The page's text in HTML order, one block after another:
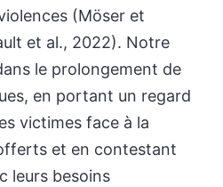
(Möser et
et al., 2022). Notre
le prolongement de
en portant un regard
victimes face à la
et en contestant
leurs besoins